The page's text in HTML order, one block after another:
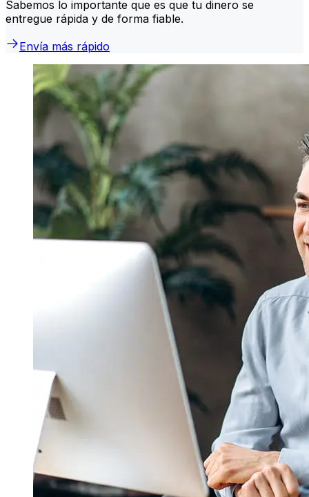
Sabemos lo importante que es que tu dinero se
entregue rápida y de forma fiable.
Envía más rápido